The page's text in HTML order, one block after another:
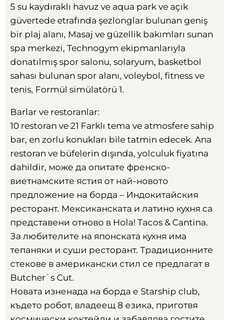
5 su kaydıraklı havuz ve aqua park ve açık
güvertede etrafında şezlonglar bulunan geniş
bir plaj alanı, Masaj ve güzellik bakımları sunan
spa merkezi, Technogym ekipmanlarıyla
donatılmış spor salonu, solaryum, basketbol
sahası bulunan spor alanı, voleybol, fitness ve
tenis, Formül simülatörü 1.
Barlar ve restoranlar:
10 restoran ve 21 Farklı tema ve atmosfere sahip
bar, en zorlu konukları bile tatmin edecek. Ana
restoran ve büfelerin dışında, yolculuk fiyatına
dahildir, може да опитате френско-
виетнамските ястия от най-новото
предложение на борда – Индокитайския
ресторант. Мексиканската и латино кухня са
представени отново в Hola! Tacos & Cantina.
За любителите на японската кухня има
тепаняки и суши ресторант. Традиционните
стекове в американски стил се предлагат в
Butcher`s Cut.
Новата изненада на борда е Starship club,
където робот, владеещ 8 езика, приготвя